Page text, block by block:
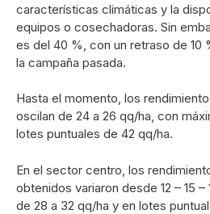
características climáticas y la
equipos o cosechadoras. Sin
es del 40 %, con un retraso de 10
la campaña pasada.
Hasta el momento, los
oscilan de 24 a 26 qq/ha, con
lotes puntuales de 42 qq/ha.
En el sector centro, los
obtenidos variaron desde 12 – 15
de 28 a 32 qq/ha y en lotes